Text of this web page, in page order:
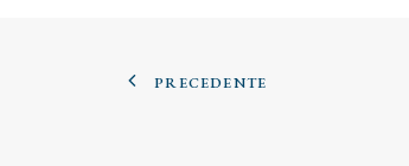
PRECEDENTE